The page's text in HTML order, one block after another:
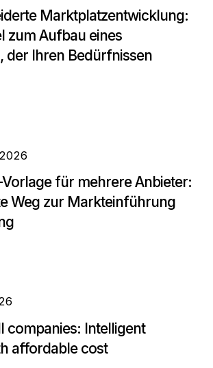
Marktplatzentwicklung:
zum Aufbau eines
der Ihren Bedürfnissen
für mehrere Anbieter:
Weg zur Markteinführung
companies: Intelligent
affordable cost